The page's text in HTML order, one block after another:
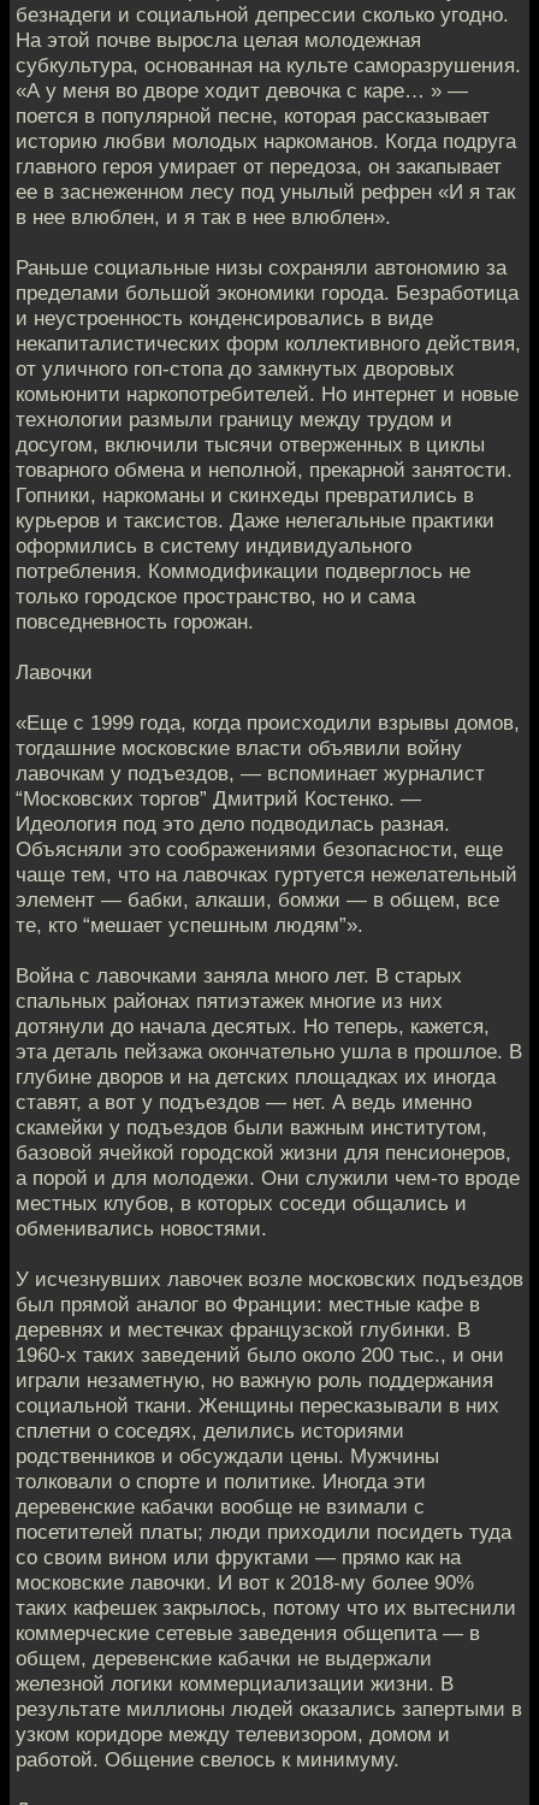
безнадеги и социальной депрессии сколько угодно.
На этой почве выросла целая молодежная
субкультура, основанная на культе саморазрушения.
«А у меня во дворе ходит девочка с каре… » —
поется в популярной песне, которая рассказывает
историю любви молодых наркоманов. Когда подруга
главного героя умирает от передоза, он закапывает
ее в заснеженном лесу под унылый рефрен «И я так
в нее влюблен, и я так в нее влюблен».
Раньше социальные низы сохраняли автономию за
пределами большой экономики города. Безработица
и неустроенность конденсировались в виде
некапиталистических форм коллективного действия,
от уличного гоп-стопа до замкнутых дворовых
комьюнити наркопотребителей. Но интернет и новые
технологии размыли границу между трудом и
досугом, включили тысячи отверженных в циклы
товарного обмена и неполной, прекарной занятости.
Гопники, наркоманы и скинхеды превратились в
курьеров и таксистов. Даже нелегальные практики
оформились в систему индивидуального
потребления. Коммодификации подверглось не
только городское пространство, но и сама
повседневность горожан.
Лавочки
«Еще с 1999 года, когда происходили взрывы домов,
тогдашние московские власти объявили войну
лавочкам у подъездов, — вспоминает журналист
“Московских торгов” Дмитрий Костенко. —
Идеология под это дело подводилась разная.
Объясняли это соображениями безопасности, еще
чаще тем, что на лавочках гуртуется нежелательный
элемент — бабки, алкаши, бомжи — в общем, все
те, кто “мешает успешным людям”».
Война с лавочками заняла много лет. В старых
спальных районах пятиэтажек многие из них
дотянули до начала десятых. Но теперь, кажется,
эта деталь пейзажа окончательно ушла в прошлое. В
глубине дворов и на детских площадках их иногда
ставят, а вот у подъездов — нет. А ведь именно
скамейки у подъездов были важным институтом,
базовой ячейкой городской жизни для пенсионеров,
а порой и для молодежи. Они служили чем-то вроде
местных клубов, в которых соседи общались и
обменивались новостями.
У исчезнувших лавочек возле московских подъездов
был прямой аналог во Франции: местные кафе в
деревнях и местечках французской глубинки. В
1960-х таких заведений было около 200 тыс., и они
играли незаметную, но важную роль поддержания
социальной ткани. Женщины пересказывали в них
сплетни о соседях, делились историями
родственников и обсуждали цены. Мужчины
толковали о спорте и политике. Иногда эти
деревенские кабачки вообще не взимали с
посетителей платы; люди приходили посидеть туда
со своим вином или фруктами — прямо как на
московские лавочки. И вот к 2018-му более 90%
таких кафешек закрылось, потому что их вытеснили
коммерческие сетевые заведения общепита — в
общем, деревенские кабачки не выдержали
железной логики коммерциализации жизни. В
результате миллионы людей оказались запертыми в
узком коридоре между телевизором, домом и
работой. Общение свелось к минимуму.